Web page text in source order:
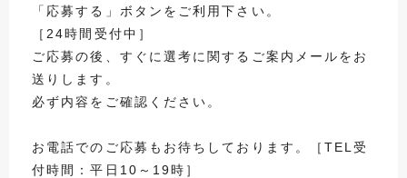
「応募する」ボタンをご利用下さい。
［24時間受付中］
ご応募の後、すぐに選考に関するご案内メールをお
送りします。
必ず内容をご確認ください。
お電話でのご応募もお待ちしております。［TEL受
付時間：平日10～19時］